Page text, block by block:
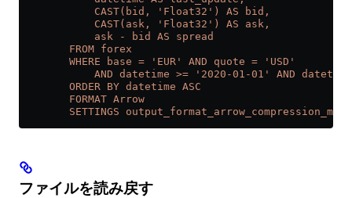
            CAST(bid, 'Float32') AS bid,
            CAST(ask, 'Float32') AS ask,
            ask - bid AS spread
        FROM forex
        WHERE base = 'EUR' AND quote = 'USD'
AND datetime >= '2020-01-01' AND
        ORDER BY datetime ASC
        FORMAT Arrow
SETTINGS
ファイルを読み戻す